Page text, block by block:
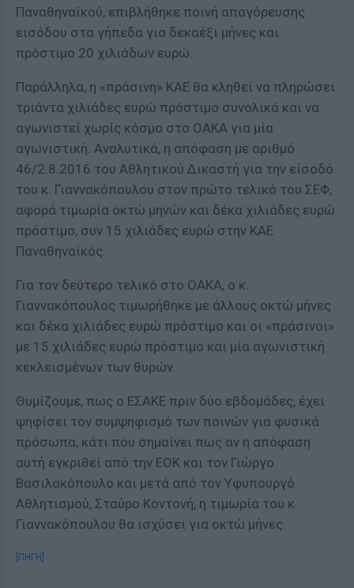
Παναθηναϊκού, επιβλήθηκε ποινή απαγόρευσης
εισόδου στα γήπεδα για δεκαέξι μήνες και
πρόστιμο 20 χιλιάδων ευρώ.
Παράλληλα, η «πράσινη» ΚΑΕ θα κληθεί να πληρώσει
τριάντα χιλιάδες ευρώ πρόστιμο συνολικά και να
αγωνιστεί χωρίς κόσμο στο ΟΑΚΑ για μία
αγωνιστική. Αναλυτικά, η απόφαση με αριθμό
46/2.8.2016 του Αθλητικού Δικαστή για την είσοδό
του κ. Γιαννακόπουλου στον πρώτο τελικό του ΣΕΦ,
αφορά τιμωρία οκτώ μηνών και δέκα χιλιάδες ευρώ
πρόστιμο, συν 15 χιλιάδες ευρώ στην ΚΑΕ
Παναθηναϊκός.
Για τον δεύτερο τελικό στο ΟΑΚΑ, ο κ.
Γιαννακόπουλος τιμωρήθηκε με άλλους οκτώ μήνες
και δέκα χιλιάδες ευρώ πρόστιμο και οι «πράσινοι»
με 15 χιλιάδες ευρώ πρόστιμο και μία αγωνιστική
κεκλεισμένων των θυρών.
Θυμίζουμε, πως ο ΕΣΑΚΕ πριν δύο εβδομάδες, έχει
ψηφίσει τον συμψηφισμό των ποινών για φυσικά
πρόσωπα, κάτι που σημαίνει πως αν η απόφαση
αυτή εγκριθεί από την ΕΟΚ και τον Γιώργο
Βασιλακόπουλο και μετά από τον Υφυπουργό
Αθλητισμού, Σταύρο Κοντονή, η τιμωρία του κ.
Γιαννακόπουλου θα ισχύσει για οκτώ μήνες.
[ΠΗΓΗ]